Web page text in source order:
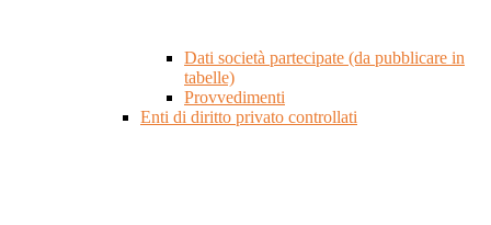
Dati società partecipate (da pubblicare in
tabelle)
Provvedimenti
Enti di diritto privato controllati